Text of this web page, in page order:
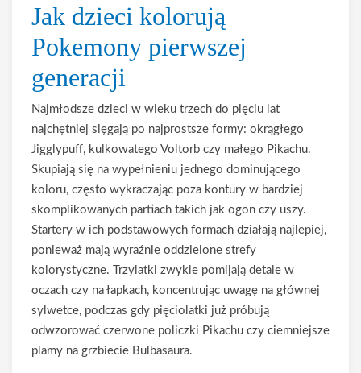
Jak dzieci kolorują
Pokemony pierwszej
generacji
Najmłodsze dzieci w wieku trzech do pięciu lat
najchętniej sięgają po najprostsze formy: okrągłego
Jigglypuff, kulkowatego Voltorb czy małego Pikachu.
Skupiają się na wypełnieniu jednego dominującego
koloru, często wykraczając poza kontury w bardziej
skomplikowanych partiach takich jak ogon czy uszy.
Startery w ich podstawowych formach działają najlepiej,
ponieważ mają wyraźnie oddzielone strefy
kolorystyczne. Trzylatki zwykle pomijają detale w
oczach czy na łapkach, koncentrując uwagę na głównej
sylwetce, podczas gdy pięciolatki już próbują
odwzorować czerwone policzki Pikachu czy ciemniejsze
plamy na grzbiecie Bulbasaura.